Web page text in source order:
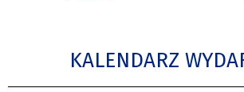
KALENDARZ